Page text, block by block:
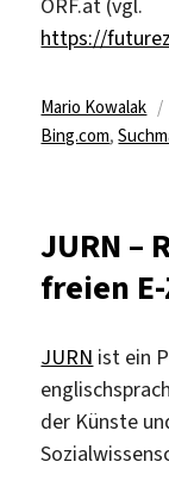
https://
Autor
Mario Kowalak
Bing.com,
JURN –
freien
JURN ist ein
der Künste